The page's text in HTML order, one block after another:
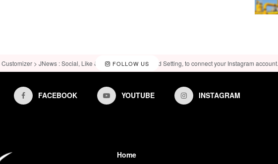
FOLLOW US
Customizer > JNews : Social, Like & View > Instagram Feed Setting, to connect your Instagram account.
FACEBOOK YOUTUBE INSTAGRAM
Home